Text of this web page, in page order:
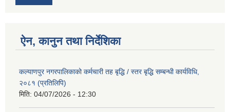
ऐन, कानुन तथा निर्देशिका
कल्याणपुर नगरपालिकाको कर्मचारी तह बृद्धि / स्तर बृद्धि सम्बन्धी कार्यविधि,
२०८१ (प्रतिलिपि)
मिति: 04/07/2026 - 12:30